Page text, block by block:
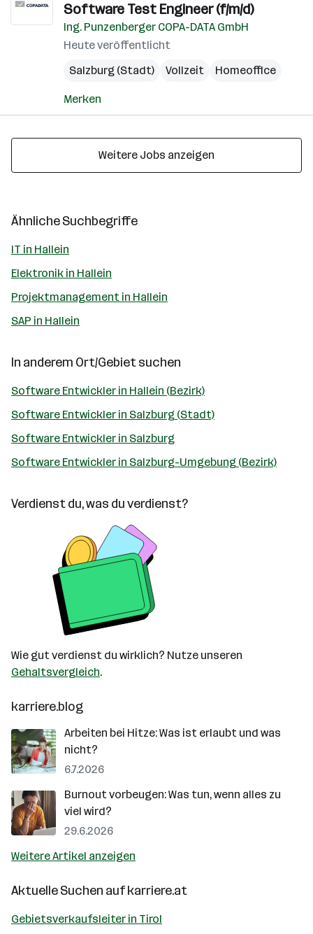
Software Test Engineer (f/m/d)
Ing. Punzenberger COPA-DATA GmbH
Heute veröffentlicht
Salzburg (Stadt)
Vollzeit Homeoffice
Merken
Weitere Jobs anzeigen
Ähnliche Suchbegriffe
IT in Hallein
Elektronik in Hallein
Projektmanagement in Hallein
SAP in Hallein
In anderem Ort/Gebiet suchen
Software Entwickler in Hallein (Bezirk)
Software Entwickler in Salzburg (Stadt)
Software Entwickler in Salzburg
Software Entwickler in Salzburg-Umgebung (Bezirk)
Verdienst du, was du verdienst?
Wie gut verdienst du wirklich? Nutze unseren
Gehaltsvergleich.
karriere.blog
Arbeiten bei Hitze: Was ist erlaubt und was
nicht?
6.7.2026
Burnout vorbeugen: Was tun, wenn alles zu
viel wird?
29.6.2026
Weitere Artikel anzeigen
Aktuelle Suchen aufkarriere.at
Gebietsverkaufsleiter in Tirol